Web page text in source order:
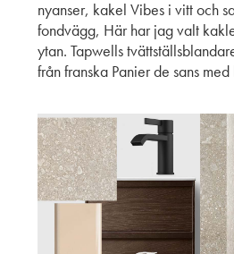
nyanser, kakel Vibes i vitt och
fondvägg, Här har jag valt
ytan. Tapwells
från franska Panier de sans